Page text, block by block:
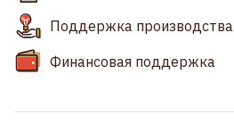
Поддержка производства
Финансовая поддержка